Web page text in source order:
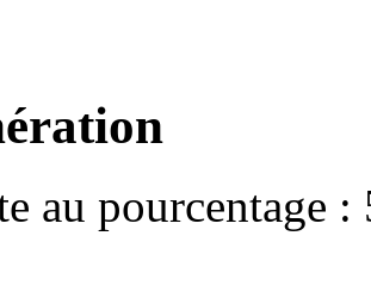
au pourcentage :